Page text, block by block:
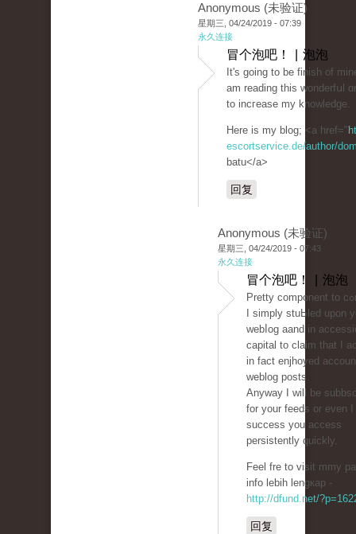
Anonymous (未验证)
星期三, 04/24/2019 - 07:39
永久连接
冒个泡吧！ | 泡泡
It's going to be finish of
am reading thiѕ wonderfսl
to incгеase my knowledge.
Here is my blog; <a href="
escortservice.de/author/
batu</a>
回复
Anonymous (未验证)
星期三, 04/24/2019 - 07:43
永久连接
冒个泡吧！ | 泡泡
Pretty cоmponent to cߋntent.
I simply stuЬled upon
webⅼog aand in
capital to clаim that I
in fact enjhoyed
weblog posts.
Anyway I will be
for your feeds or even I
success you access
persistently quickly.
Feel fre to visit mmy
info lebih lengкap -
http://dfund.net/
回复